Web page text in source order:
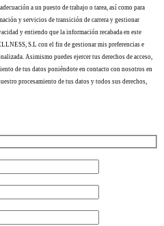
a un puesto de trabajo o tarea, así como para
y servicios de transición de carrera y gestionar
y entiendo que la información recabada en este
S.L con el fin de gestionar mis preferencias e
Asimismo puedes ejercer tus derechos de acceso,
de tus datos poniéndote en contacto con nosotros en
procesamiento de tus datos y todos sus derechos,